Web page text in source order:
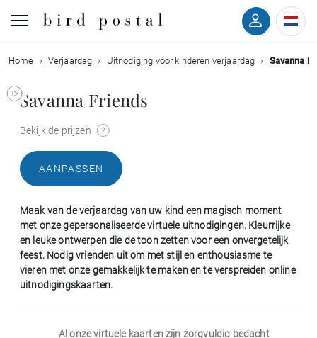
Bruiloft
Geboorte
Communie
Rouw
Verjaardag
Home Verjaardag Uitnodiging voor kinderen verjaardag Savanna
Savanna Friends
Bekijk de prijzen
AANPASSEN
Maak van de verjaardag van uw kind een magisch moment
met onze gepersonaliseerde virtuele uitnodigingen. Kleurrijke
en leuke ontwerpen die de toon zetten voor een onvergetelijk
feest. Nodig vrienden uit om met stijl en enthousiasme te
vieren met onze gemakkelijk te maken en te verspreiden online
uitnodigingskaarten.
Al onze virtuele kaarten zijn zorgvuldig bedacht